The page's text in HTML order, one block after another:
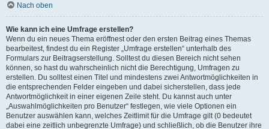
Nach oben
Wie kann ich eine Umfrage erstellen?
Wenn du ein neues Thema eröffnest oder den ersten Beitrag eines Themas
bearbeitest, findest du ein Register „Umfrage erstellen“ unterhalb des
Formulars zur Beitragserstellung. Solltest du diesen Bereich nicht sehen
können, so hast du wahrscheinlich nicht die Berechtigung, Umfragen zu
erstellen. Du solltest einen Titel und mindestens zwei Antwortmöglichkeiten in
die entsprechenden Felder eingeben und dabei sicherstellen, dass jede
Antwortmöglichkeit in einer eigenen Zeile steht. Du kannst auch unter
„Auswahlmöglichkeiten pro Benutzer“ festlegen, wie viele Optionen ein
Benutzer auswählen kann, welches Zeitlimit für die Umfrage gilt (0 bedeutet
dabei eine zeitlich unbegrenzte Umfrage) und schließlich, ob die Benutzer ihre